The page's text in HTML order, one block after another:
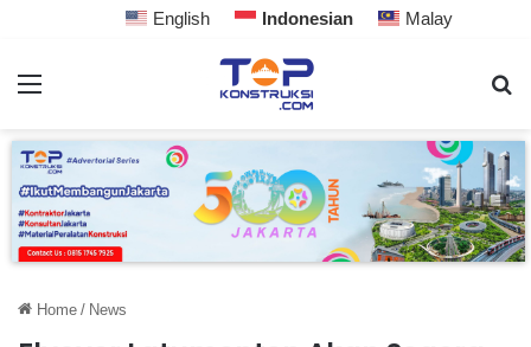
English Indonesian Malay
Home / News